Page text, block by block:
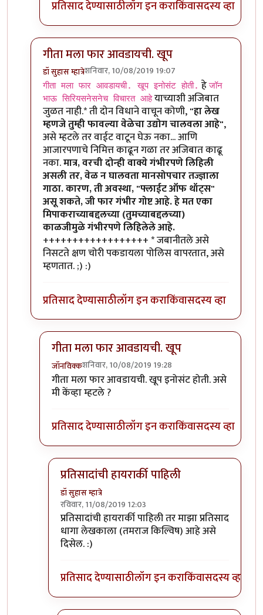
प्रतिसाद देण्यासाठीलॉग इन कराकिंवासदस्य व्हा
गीता मला फार आवडायची. खूप
डॉ सुहास म्हात्रेशनिवार, 10/08/2019 19:07
In reply toगीता मला फार आवडायची. खूप byतमराज
गीता मला फार आवडायची. खूप इनोसंट होती. हेजॉन
भाऊ सिरियसनेसनेच विचारत आहेयाच्याशी अजिबात
जुळत नाही.* ती दोन विधाने वाचून कोणी,"हा लेख
म्हणजे तुम्ही फावल्या वेळेचा उद्योग चालवला आहे",
असे म्हटले तर वाईट वाटून घेऊ नका... आणि
आजारपणाचे निमित्त काढून गळा तर अजिबात काढू
नका.मात्र, वरची दोन्ही वाक्ये गंभीरपणे लिहिली
असली तर, वेळ न घालवता मानसोपचार तज्ज्ञाला
गाठा. कारण, ती अवस्था, "फ्लाईट ऑफ थॉट्स"
असू शकते, जी फार गंभीर गोष्ट आहे. हे मत एका
मिपाकराच्याबद्दलच्या (तुमच्याबद्दलच्या)
काळजीमुळे गंभीरपणे लिहिलेले आहे.
++++++++++++++++++ * जबानीतले असे
निसटते क्षण चोरी पकडायला पोलिस वापरतात, असे
म्हणतात. ;) :)
प्रतिसाद देण्यासाठीलॉग इन कराकिंवासदस्य व्हा
गीता मला फार आवडायची. खूप
जॉनविक्कशनिवार, 10/08/2019 19:28
In reply toगीता मला फार आवडायची. खूपbyडॉ सुहास
गीता मला फार आवडायची. खूप इनोसंट होती. असे
मी केंव्हा म्हटले ?
प्रतिसाद देण्यासाठीलॉग इन कराकिंवासदस्य व्हा
प्रतिसादांची हायरार्की पाहिली
डॉ सुहास म्हात्रे
रविवार, 11/08/2019 12:03
In reply toगीता मला फार आवडायची. खूपby
प्रतिसादांची हायरार्की पाहिली तर माझा प्रतिसाद
धागा लेखकाला (तमराज किल्विष) आहे असे
दिसेल. :)
प्रतिसाद देण्यासाठीलॉग इन कराकिंवासदस्य व्हा